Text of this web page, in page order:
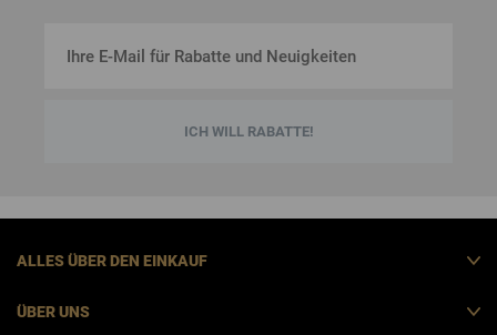
ICH WILL RABATTE!
ALLES ÜBER DEN EINKAUF
ÜBER UNS